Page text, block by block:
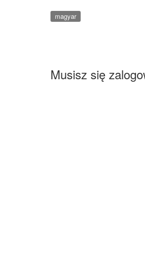
magyar
Musisz się